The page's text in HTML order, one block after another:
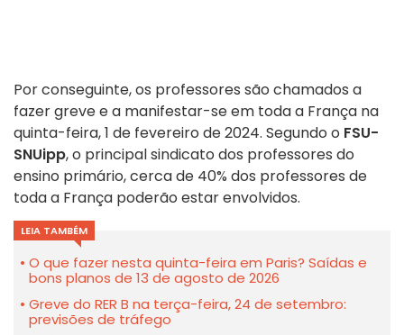
Por conseguinte, os professores são chamados a
fazer greve e a manifestar-se em toda a França na
quinta-feira, 1 de fevereiro de 2024. Segundo o FSU-
SNUipp, o principal sindicato dos professores do
ensino primário, cerca de 40% dos professores de
toda a França poderão estar envolvidos.
LEIA TAMBÉM
O que fazer nesta quinta-feira em Paris? Saídas e
bons planos de 13 de agosto de 2026
Greve do RER B na terça-feira, 24 de setembro:
previsões de tráfego